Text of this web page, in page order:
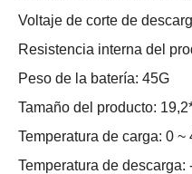
Voltaje de corte de
Resistencia interna del
Peso de la batería: 45G
Tamaño del producto:
Temperatura de carga: 0
Temperatura de